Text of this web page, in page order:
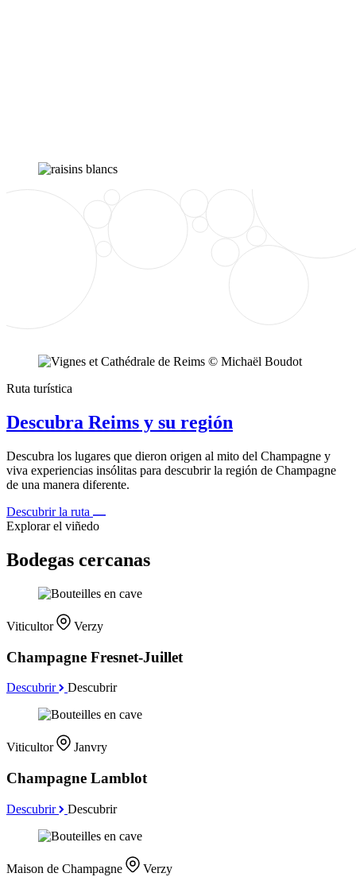
Ruta turística
Descubra Reims y su región
Descubra los lugares que dieron origen al mito del Champagne y
viva experiencias insólitas para descubrir la región de Champagne
de una manera diferente.
Descubrir la ruta
Explorar el viñedo
Bodegas cercanas
Viticultor Verzy
Champagne Fresnet-Juillet
Descubrir Descubrir
Viticultor Janvry
Champagne Lamblot
Descubrir Descubrir
Maison de Champagne Verzy